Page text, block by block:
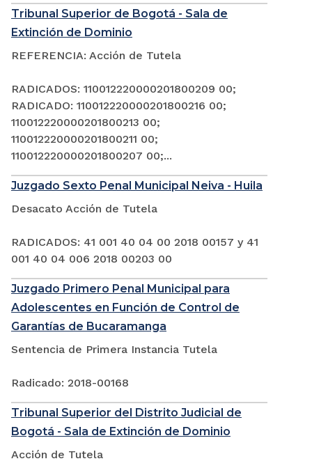
Tribunal Superior de Bogotá - Sala de
Extinción de Dominio
REFERENCIA: Acción de Tutela
RADICADOS: 110012220000201800209 00;
RADICADO: 110012220000201800216 00;
110012220000201800213 00;
110012220000201800211 00;
110012220000201800207 00;...
Juzgado Sexto Penal Municipal Neiva - Huila
Desacato Acción de Tutela
RADICADOS: 41 001 40 04 00 2018 00157 y 41
001 40 04 006 2018 00203 00
Juzgado Primero Penal Municipal para
Adolescentes en Función de Control de
Garantías de Bucaramanga
Sentencia de Primera Instancia Tutela
Radicado: 2018-00168
Tribunal Superior del Distrito Judicial de
Bogotá - Sala de Extinción de Dominio
Acción de Tutela